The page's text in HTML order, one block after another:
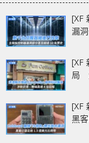
[XF
漏
[XF
局
[XF
黑